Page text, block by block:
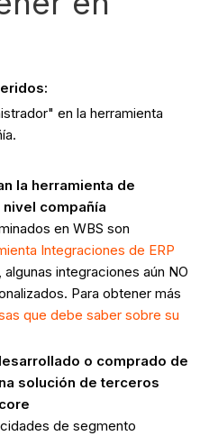
en la herramienta
la herramienta de
nivel compañía
en WBS son
Integraciones de ERP
integraciones aún NO
Para obtener más
que debe saber sobre su
o comprado de
solución de terceros
de segmento